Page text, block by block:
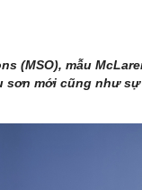
(MSO), mẫu
sơn mới cũng như